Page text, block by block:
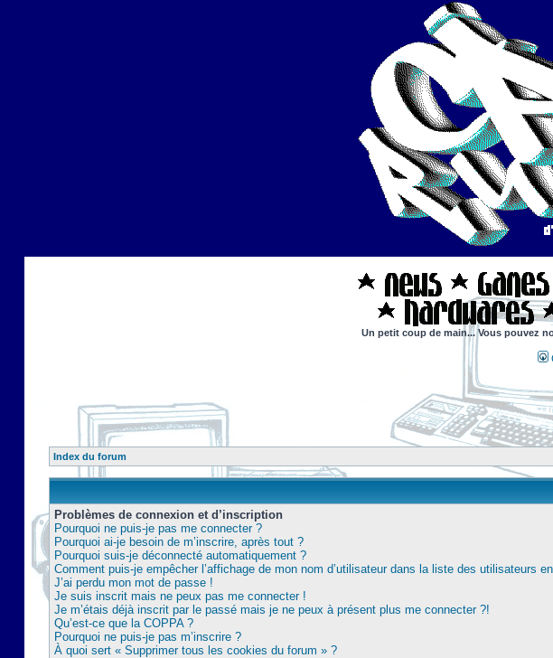
Un petit coup de main... Vous pouvez
Index du forum
Problèmes de connexion et d’inscription
Pourquoi ne puis-je pas me connecter ?
Pourquoi ai-je besoin de m’inscrire, après tout ?
Pourquoi suis-je déconnecté automatiquement ?
Comment puis-je empêcher l’affichage de mon nom d’utilisateur dans la liste des utilisateurs
J’ai perdu mon mot de passe !
Je suis inscrit mais ne peux pas me connecter !
Je m’étais déjà inscrit par le passé mais je ne peux à présent plus me connecter ?!
Qu’est-ce que la COPPA ?
Pourquoi ne puis-je pas m’inscrire ?
À quoi sert « Supprimer tous les cookies du forum » ?